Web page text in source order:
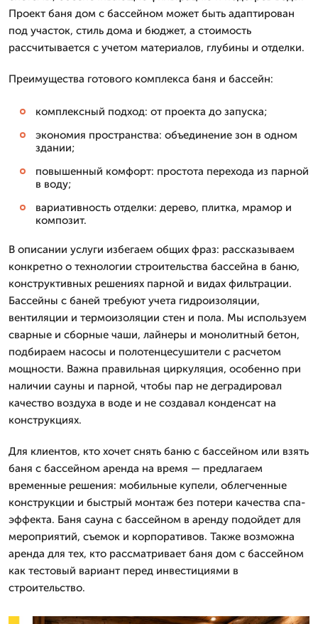
Проект баня дом с бассейном может быть адаптирован
под участок, стиль дома и бюджет, а стоимость
рассчитывается с учетом материалов, глубины и отделки.
Преимущества готового комплекса баня и бассейн:
комплексный подход: от проекта до запуска;
экономия пространства: объединение зон в одном
здании;
повышенный комфорт: простота перехода из парной
в воду;
вариативность отделки: дерево, плитка, мрамор и
композит.
В описании услуги избегаем общих фраз: рассказываем
конкретно о технологии строительства бассейна в баню,
конструктивных решениях парной и видах фильтрации.
Бассейны с баней требуют учета гидроизоляции,
вентиляции и термоизоляции стен и пола. Мы используем
сварные и сборные чаши, лайнеры и монолитный бетон,
подбираем насосы и полотенцесушители с расчетом
мощности. Важна правильная циркуляция, особенно при
наличии сауны и парной, чтобы пар не деградировал
качество воздуха в воде и не создавал конденсат на
конструкциях.
Для клиентов, кто хочет снять баню с бассейном или взять
баня с бассейном аренда на время — предлагаем
временные решения: мобильные купели, облегченные
конструкции и быстрый монтаж без потери качества спа-
эффекта. Баня сауна с бассейном в аренду подойдет для
мероприятий, съемок и корпоративов. Также возможна
аренда для тех, кто рассматривает баня дом с бассейном
как тестовый вариант перед инвестициями в
строительство.